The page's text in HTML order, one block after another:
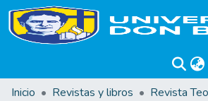
Inicio
Revistas y libros
Revista